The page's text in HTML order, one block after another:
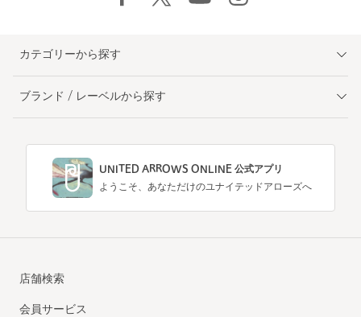
カテゴリーから探す
ブランド / レーベルから探す
UNITED ARROWS ONLINE 公式アプリ
ようこそ、あなただけのユナイテッドアローズへ
店舗検索
会員サービス